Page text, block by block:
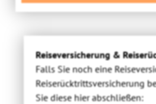
Reiseversicherung &
Falls Sie noch eine
Reiserücktrittsversicherung
Sie diese hier abschließen: